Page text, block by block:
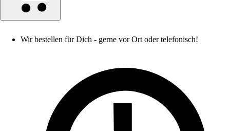
Wir bestellen für Dich - gerne vor Ort oder telefonisch!